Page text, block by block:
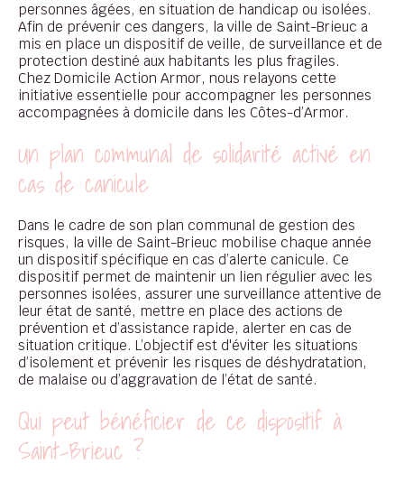
personnes âgées, en situation de handicap ou isolées.
Afin de prévenir ces dangers, la ville de Saint-Brieuc a
mis en place un dispositif de veille, de surveillance et de
protection destiné aux habitants les plus fragiles.
Chez Domicile Action Armor, nous relayons cette
initiative essentielle pour accompagner les personnes
accompagnées à domicile dans les Côtes-d’Armor.
Un plan communal de solidarité activé en
cas de canicule
Dans le cadre de son plan communal de gestion des
risques, la ville de Saint-Brieuc mobilise chaque année
un dispositif spécifique en cas d’alerte canicule. Ce
dispositif permet de maintenir un lien régulier avec les
personnes isolées, assurer une surveillance attentive de
leur état de santé, mettre en place des actions de
prévention et d’assistance rapide, alerter en cas de
situation critique. L’objectif est d'éviter les situations
d’isolement et prévenir les risques de déshydratation,
de malaise ou d’aggravation de l’état de santé.
Qui peut bénéficier de ce dispositif à
Saint-Brieuc ?